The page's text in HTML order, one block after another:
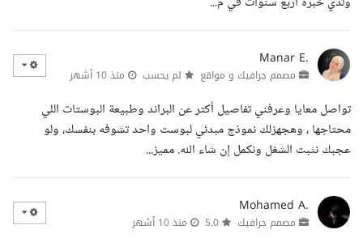
Manar E.
مصمم جرافيك و مواقع لم يحسب منذ 10 أشهر
تواصل معايا وعرفني تفاصيل أكتر عن البراند وطبيعة البوستات اللي
محتاجها ، وهجهزلك نموذج مبدئي لبوست واحد تشوفه بنفسك، ولو
عجبك نثبت الشغل ونكمل إن شاء الله. مميز...
Mohamed A.
مصمم جرافيك منذ 10 أشهر